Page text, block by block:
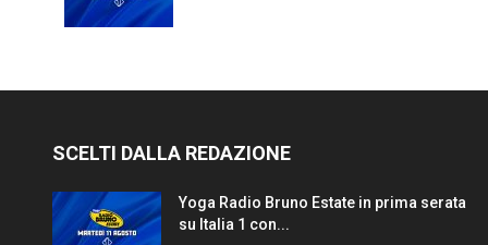
SCELTI DALLA REDAZIONE
Yoga Radio Bruno Estate in prima serata
su Italia 1 con...